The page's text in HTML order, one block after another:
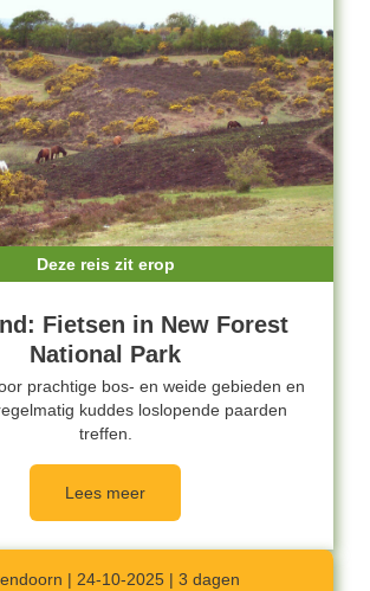
Deze reis zit erop
Fietsen in New Forest
National Park
prachtige bos- en weide gebieden en
kuddes loslopende paarden
treffen.
Lees meer
| 24-10-2025 | 3 dagen